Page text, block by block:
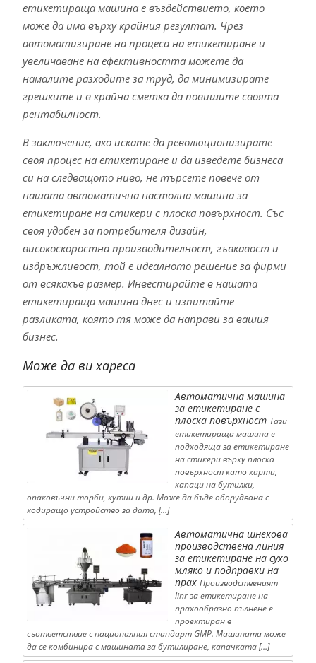
етикетираща машина е въздействието, което
може да има върху крайния резултат. Чрез
автоматизиране на процеса на етикетиране и
увеличаване на ефективността можете да
намалите разходите за труд, да минимизирате
грешките и в крайна сметка да повишите своята
рентабилност.
В заключение, ако искате да революционизирате
своя процес на етикетиране и да изведете бизнеса
си на следващото ниво, не търсете повече от
нашата автоматична настолна машина за
етикетиране на стикери с плоска повърхност. Със
своя удобен за потребителя дизайн,
високоскоростна производителност, гъвкавост и
издръжливост, той е идеалното решение за фирми
от всякакъв размер. Инвестирайте в нашата
етикетираща машина днес и изпитайте
разликата, която тя може да направи за вашия
бизнес.
Може да ви хареса
Автоматична машина
за етикетиране с
плоска повърхност Тази
етикетираща машина е
подходяща за етикетиране
на стикери върху плоска
повърхност като карти,
капаци на бутилки,
опаковъчни торби, кутии и др. Може да бъде оборудвана с
кодиращо устройство за дата, […]
Автоматична шнекова
производствена линия
за етикетиране на сухо
мляко и подправки на
прах Производственият
linr за етикетиране на
прахообразно пълнене е
проектиран в
съответствие с националния стандарт GMP. Машината може
да се комбинира с машината за бутилиране, капачката […]